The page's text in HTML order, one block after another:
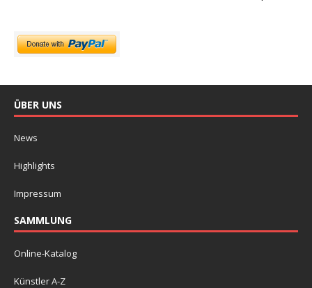
ÜBER UNS
News
Highlights
Impressum
SAMMLUNG
Online-Katalog
Künstler A-Z